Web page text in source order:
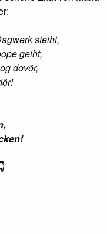
steiht,
geiht,
dovör,